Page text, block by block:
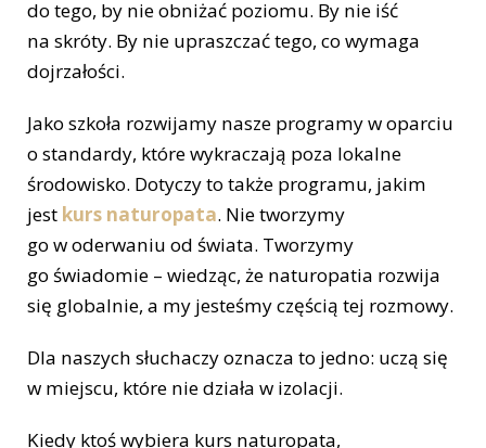
do tego, by nie obniżać poziomu. By nie iść
na skróty. By nie upraszczać tego, co wymaga
dojrzałości.
Jako szkoła rozwijamy nasze programy w oparciu
o standardy, które wykraczają poza lokalne
środowisko. Dotyczy to także programu, jakim
jest kurs naturopata. Nie tworzymy
go w oderwaniu od świata. Tworzymy
go świadomie – wiedząc, że naturopatia rozwija
się globalnie, a my jesteśmy częścią tej rozmowy.
Dla naszych słuchaczy oznacza to jedno: uczą się
w miejscu, które nie działa w izolacji.
Kiedy ktoś wybiera kurs naturopata,